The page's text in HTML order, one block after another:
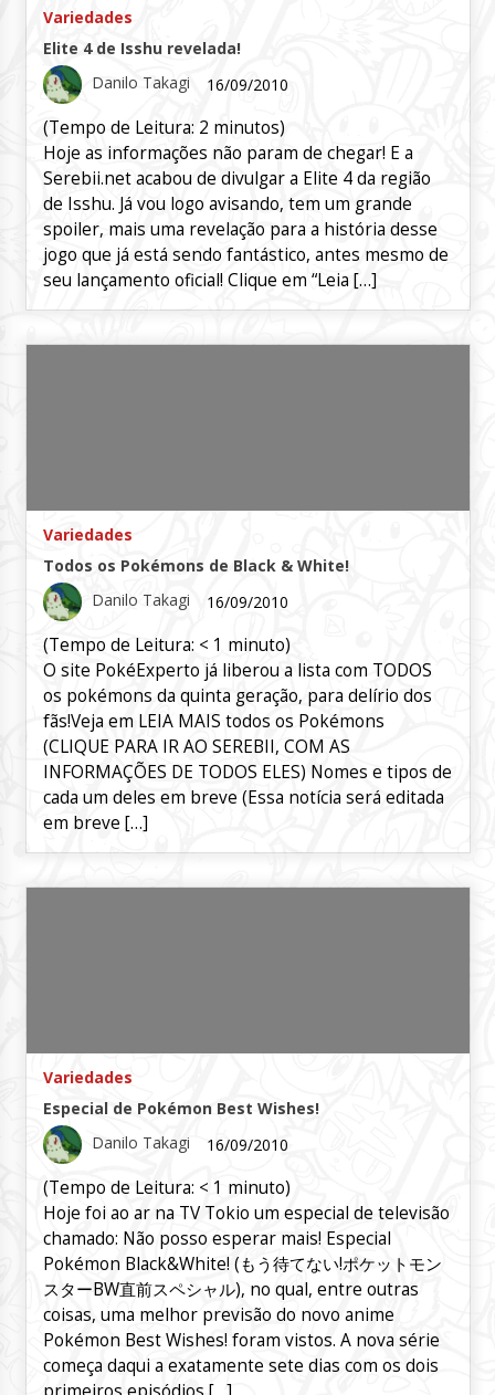
Variedades
Elite 4 de Isshu revelada!
Danilo Takagi
16/09/2010
(Tempo de Leitura: 2 minutos)
Hoje as informações não param de chegar! E a
Serebii.net acabou de divulgar a Elite 4 da região
de Isshu. Já vou logo avisando, tem um grande
spoiler, mais uma revelação para a história desse
jogo que já está sendo fantástico, antes mesmo de
seu lançamento oficial! Clique em “Leia […]
Variedades
Todos os Pokémons de Black & White!
Danilo Takagi
16/09/2010
(Tempo de Leitura: < 1 minuto)
O site PokéExperto já liberou a lista com TODOS
os pokémons da quinta geração, para delírio dos
fãs!Veja em LEIA MAIS todos os Pokémons
(CLIQUE PARA IR AO SEREBII, COM AS
INFORMAÇÕES DE TODOS ELES) Nomes e tipos de
cada um deles em breve (Essa notícia será editada
em breve […]
Variedades
Especial de Pokémon Best Wishes!
Danilo Takagi
16/09/2010
(Tempo de Leitura: < 1 minuto)
Hoje foi ao ar na TV Tokio um especial de televisão
chamado: Não posso esperar mais! Especial
Pokémon Black&White! (もう待てない!ポケットモン
スターBW直前スペシャル), no qual, entre outras
coisas, uma melhor previsão do novo anime
Pokémon Best Wishes! foram vistos. A nova série
começa daqui a exatamente sete dias com os dois